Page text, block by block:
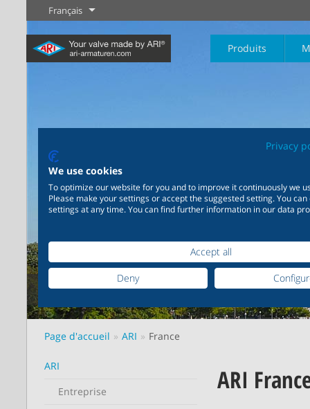
Français
Produits
Nouveautés
Plus d'information Plus d'information Plus
Industrie
20 000 produits pour
l’industrie – Des systèmes
pour les applications
chimie – Des solutions
parfaitement coordonnées
Plus d'information
Page d'accueil ARI France
ARI
ARI
Entreprise
Privacy
We use cookies
To optimize our website for you and to improve it continuously we
Please make your settings or accept the suggested setting. You
settings at any time. You can find further information in our data
Accept all
Deny